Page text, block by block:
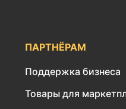
ПАРТНЁРАМ
Поддержка бизнеса
Товары для